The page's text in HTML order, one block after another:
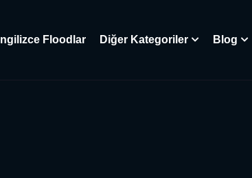
İngilizce Floodlar Diğer Kategoriler Blog